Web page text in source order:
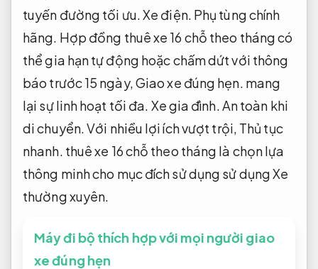
tuyến đường tối ưu.Xe điện. Phụ tùng chính
hãng. Hợp đồng thuê xe 16 chỗ theo tháng có
thể gia hạn tự động hoặc chấm dứt với thông
báo trước 15 ngày,Giao xe đúng hẹn. mang
lại sự linh hoạt tối đa. Xe gia đình.An toàn khi
di chuyển.Với nhiều lợi ích vượt trội, Thủ tục
nhanh. thuê xe 16 chỗ theo tháng là chọn lựa
thông minh cho mục đích sử dụng sử dụng Xe
thường xuyên.
Máy đi bộ thích hợp với mọi người giao
xe đúng hẹn